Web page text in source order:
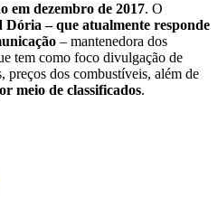
em dezembro de 2017. O
Dória – que atualmente responde
– mantenedora dos
tem como foco divulgação de
preços dos combustíveis, além de
meio de classificados.